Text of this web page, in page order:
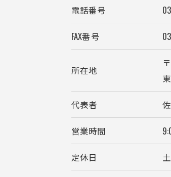
電話番号
FAX番号
所在地
代表者
営業時間
定休日
お気軽にお問い合わせください